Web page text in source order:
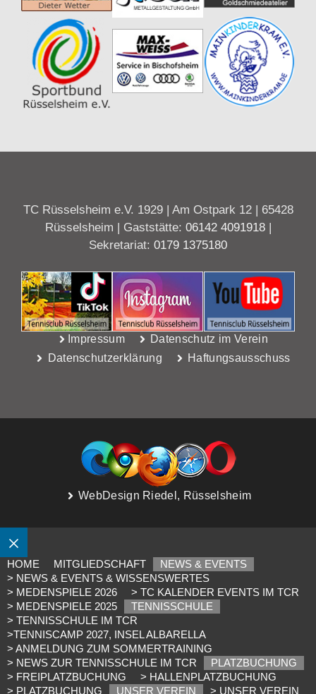
TC Rüsselsheim e.V. 1929 | Am Ostpark 12 | 65428
Rüsselsheim | Gaststätte: 06142 4091918|
Sekretariat: 0179 1375180
Impressum
Datenschutz im Verein
Datenschutzerklärung
Haftungsausschuss
WebDesign Riedel, Rüsselsheim
SCHLIESSEN
HOME MITGLIEDSCHAFT
NEWS & EVENTS
> NEWS & EVENTS & WISSENSWERTES
> MEDENSPIELE 2026
> TC KALENDER EVENTS IM TCR
> MEDENSPIELE 2025
TENNISSCHULE
> TENNISSCHULE IM TCR
>TENNISCAMP 2027, INSEL ALBARELLA
> ANMELDUNG ZUM SOMMERTRAINING
> NEWS ZUR TENNISSCHULE IM TCR
PLATZBUCHUNG
> FREIPLATZBUCHUNG
> HALLENPLATZBUCHUNG
> PLATZBUCHUNG
UNSER VEREIN > UNSER VEREIN